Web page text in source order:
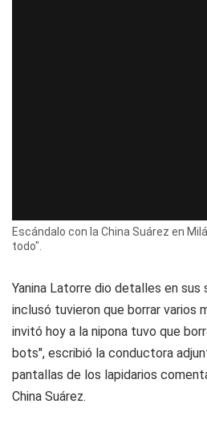
Escándalo con la China Suárez en
todo".
Yanina Latorre dio detalles en
inclusó tuvieron que borrar varios
invitó hoy a la nipona tuvo que
bots", escribió la conductora
pantallas de los lapidarios
China Suárez.